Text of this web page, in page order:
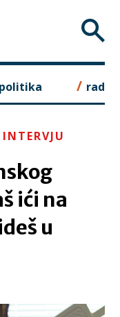
politika rad
INTERVJU
ići na
u